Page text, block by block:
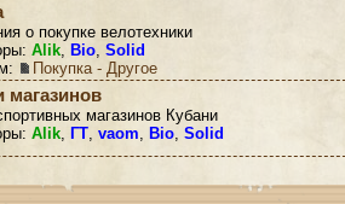
о покупке велотехники
Alik, Bio, Solid
Покупка - Другое
магазинов
магазинов Кубани
Alik, ГТ, vaom, Bio, Solid